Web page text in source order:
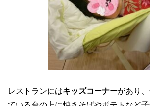
レストランにはキッズコーナーがあり